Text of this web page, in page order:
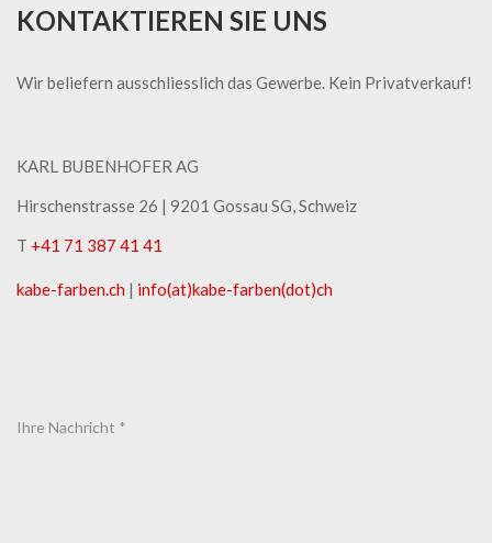
KONTAKTIEREN SIE UNS
Wir beliefern ausschliesslich das Gewerbe. Kein Privatverkauf!
KARL BUBENHOFER AG
Hirschenstrasse 26 | ​9201 Gossau SG, Schweiz
T +41 71 387 41 41
kabe-​farben.ch | info(at)kabe-​farben(dot)ch